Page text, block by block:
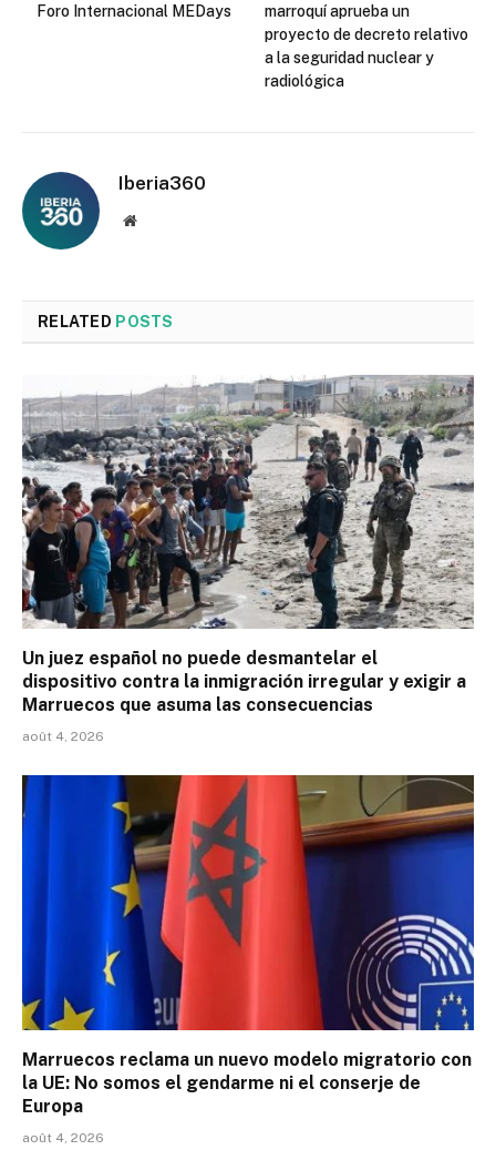
Foro Internacional MEDays
marroquí aprueba un
proyecto de decreto relativo
a la seguridad nuclear y
radiológica
Iberia360
Website
RELATED POSTS
Un juez español no puede desmantelar el
dispositivo contra la inmigración irregular y exigir a
Marruecos que asuma las consecuencias
août 4, 2026
Marruecos reclama un nuevo modelo migratorio con
la UE: No somos el gendarme ni el conserje de
Europa
août 4, 2026